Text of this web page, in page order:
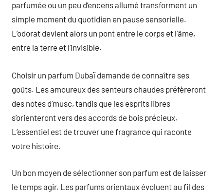
parfumée ou un peu d’encens allumé transforment un
simple moment du quotidien en pause sensorielle.
L’odorat devient alors un pont entre le corps et l’âme,
entre la terre et l’invisible.
Choisir un parfum Dubaï demande de connaître ses
goûts. Les amoureux des senteurs chaudes préfèreront
des notes d’musc, tandis que les esprits libres
s’orienteront vers des accords de bois précieux.
L’essentiel est de trouver une fragrance qui raconte
votre histoire.
Un bon moyen de sélectionner son parfum est de laisser
le temps agir. Les parfums orientaux évoluent au fil des